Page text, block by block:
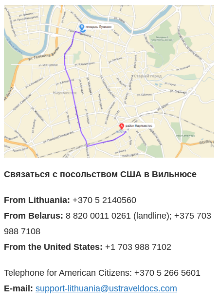
Связаться с посольством США в Вильнюсе
From Lithuania: +370 5 2140560
From Belarus: 8 820 0011 0261 (landline); +375 703
988 7108
From the United States: +1 703 988 7102
Telephone for American Citizens: +370 5 266 5601
E-mail: support-lithuania@ustraveldocs.com